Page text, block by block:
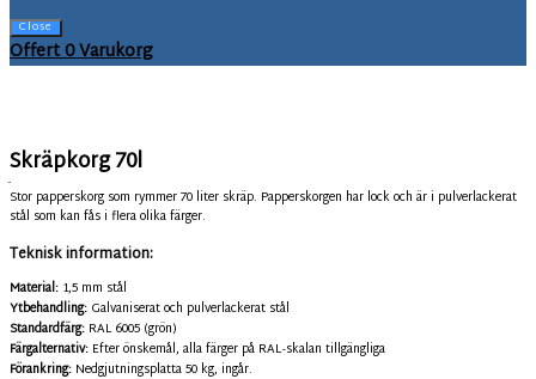
Close
Offert0Varukorg
Skräpkorg 70l
Stor papperskorg som rymmer 70 liter skräp. Papperskorgen har lock och är i pulverlackerat
stål som kan fås i flera olika färger.
Teknisk information:
Material: 1,5 mm stål
Ytbehandling: Galvaniserat och pulverlackerat stål
Standardfärg: RAL 6005 (grön)
Färgalternativ: Efter önskemål, alla färger på RAL-skalan tillgängliga
Förankring: Nedgjutningsplatta 50 kg, ingår.